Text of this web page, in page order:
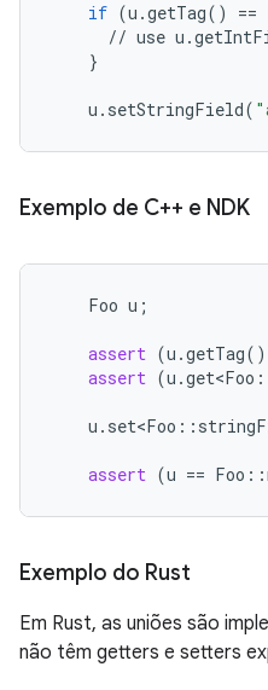
if (u .getTag() ==
// use u .
}
u . setStringField(
Exemplo de C++ e NDK
Foo u ;
assert (u .getTag()
assert (u .get<Foo
u . set<Foo ::
assert (u == Foo ::
Exemplo do Rust
Em Rust, as uniões são
não têm getters e setters